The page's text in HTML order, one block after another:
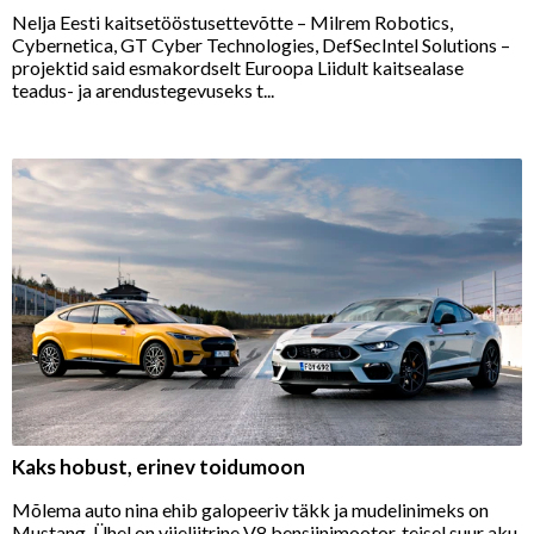
Nelja Eesti kaitsetööstusettevõtte – Milrem Robotics,
Cybernetica, GT Cyber Technologies, DefSecIntel Solutions –
projektid said esmakordselt Euroopa Liidult kaitsealase
teadus- ja arendustegevuseks t...
Kaks hobust, erinev toidumoon
Mõlema auto nina ehib galopeeriv täkk ja mudelinimeks on